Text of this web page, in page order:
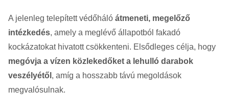
A jelenleg telepített védőháló átmeneti, megelőző
intézkedés, amely a meglévő állapotból fakadó
kockázatokat hivatott csökkenteni. Elsődleges célja, hogy
megóvja a vízen közlekedőket a lehulló darabok
veszélyétől , amíg a hosszabb távú megoldások
megvalósulnak.